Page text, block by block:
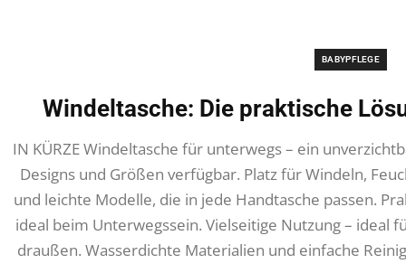
BABYPFLEGE
Windeltasche: Die praktische
IN KÜRZE Windeltasche für unterwegs – ein
Designs und Größen verfügbar. Platz für Windeln,
und leichte Modelle, die in jede Handtasche passen.
ideal beim Unterwegssein. Vielseitige Nutzung – ideal
draußen. Wasserdichte Materialien und einfache